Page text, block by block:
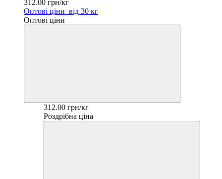
312.00 грн/кг
Оптові ціни від 30 кг
Оптові ціни
312.00 грн/кг
Роздрібна ціна